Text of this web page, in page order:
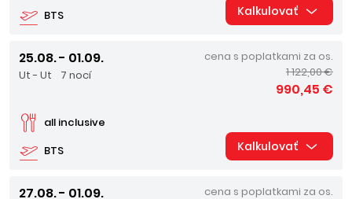
BTS Kalkulovať
25.08. - 01.09.
Ut - Ut 7 nocí
BTS
all inclusive
cena s poplatkami za os.
1 122,00 €
990,45 €
Kalkulovať
27.08. - 01.09.
cena s poplatkami za os.